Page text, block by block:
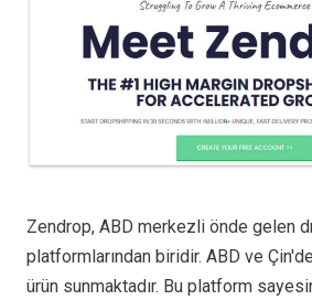
Zendrop, ABD merkezli önde gelen
platformlarından biridir. ABD ve
ürün sunmaktadır. Bu platform